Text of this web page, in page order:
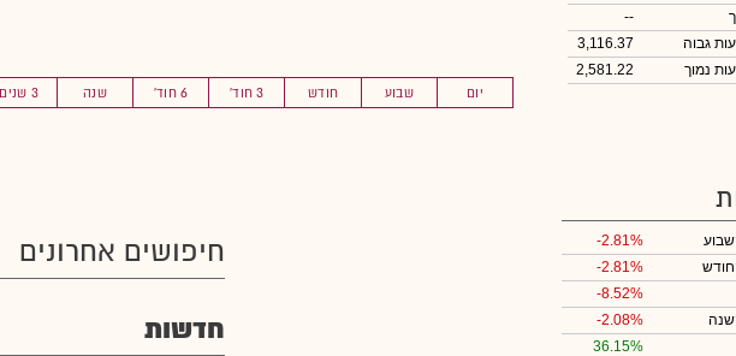
יום שבוע חודש 3 חוד' 6 חוד' שנה 3 שנים
--
3,116.37
2,581.22
-2.81%
-2.81%
-8.52%
-2.08%
36.15%
חיפושים אחרונים
חדשות